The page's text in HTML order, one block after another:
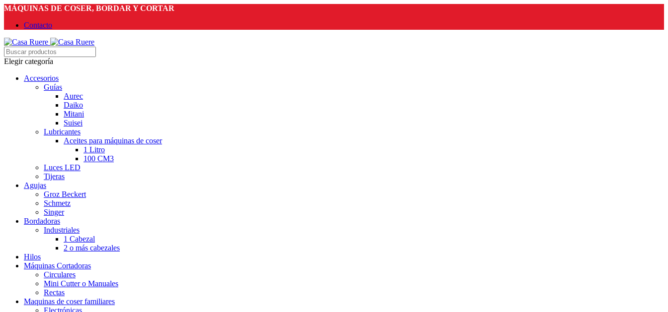
MÁQUINAS DE COSER, BORDAR Y CORTAR
Contacto
Elegir categoría
Accesorios
Guías
Aurec
Daiko
Mitani
Suisei
Lubricantes
Aceites para máquinas de coser
1 Litro
100 CM3
Luces LED
Tijeras
Agujas
Groz Beckert
Schmetz
Singer
Bordadoras
Industriales
1 Cabezal
2 o más cabezales
Hilos
Máquinas Cortadoras
Circulares
Mini Cutter o Manuales
Rectas
Maquinas de coser familiares
Electrónicas